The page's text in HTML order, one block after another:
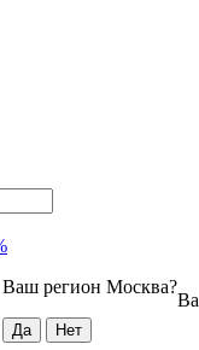
Ваш регион Москва?